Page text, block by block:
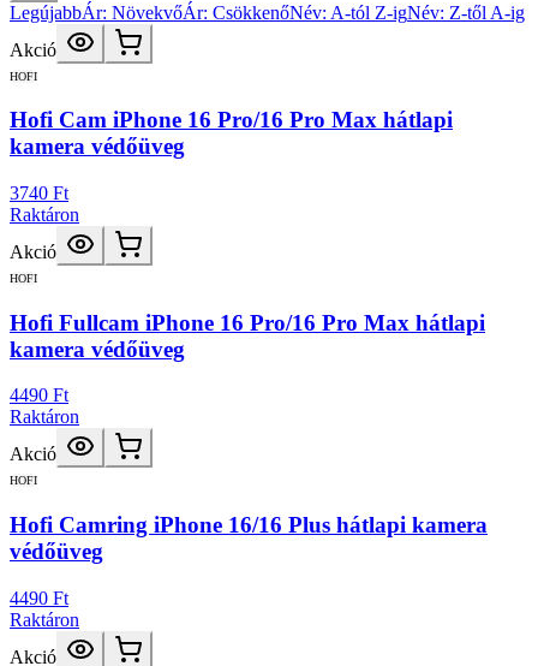
LegújabbÁr: NövekvőÁr: CsökkenőNév: A-tól Z-igNév: Z-től A-ig
Akció
HOFI
Hofi Cam iPhone 16 Pro/16 Pro Max hátlapi
kamera védőüveg
3740 Ft
Raktáron
Akció
HOFI
Hofi Fullcam iPhone 16 Pro/16 Pro Max hátlapi
kamera védőüveg
4490 Ft
Raktáron
Akció
HOFI
Hofi Camring iPhone 16/16 Plus hátlapi kamera
védőüveg
4490 Ft
Raktáron
Akció